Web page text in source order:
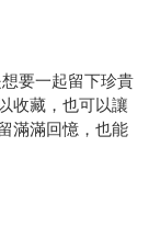
要一起留下珍貴
收藏，也可以讓
滿滿回憶，也能